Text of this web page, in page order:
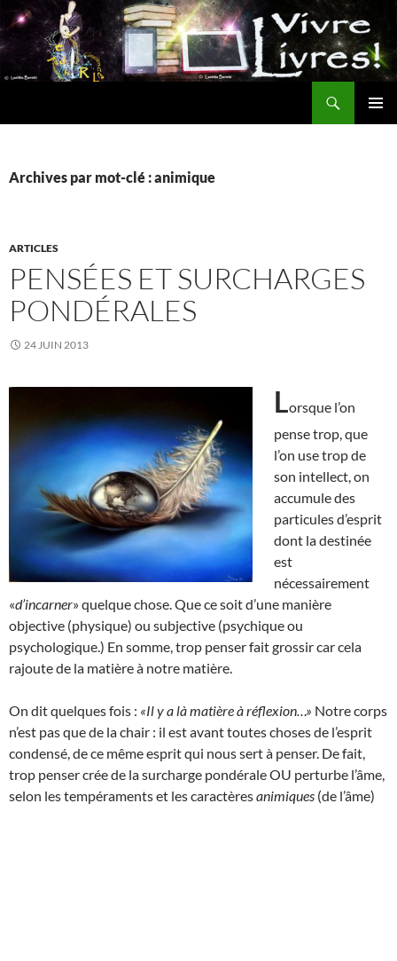
Aller
au
contenu
Archives par mot-clé : animique
ARTICLES
PENSÉES ET SURCHARGES
PONDÉRALES
24 JUIN 2013
Lorsque l’on
pense trop, que
l’on use trop de
son intellect, on
accumule des
particules d’esprit
dont la destinée
est
nécessairement
«d’incarner» quelque chose. Que ce soit d’une manière
objective (physique) ou subjective (psychique ou
psychologique.) En somme, trop penser fait grossir car cela
rajoute de la matière à notre matière.
On dit quelques fois : «Il y a là matière à réflexion…» Notre corps
n’est pas que de la chair : il est avant toutes choses de l’esprit
condensé, de ce même esprit qui nous sert à penser. De fait,
trop penser crée de la surcharge pondérale OU perturbe l’âme,
selon les tempéraments et les caractèresanimiques (de l’âme)